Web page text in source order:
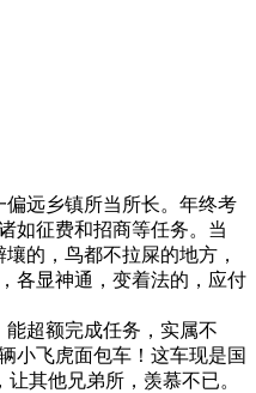
远乡镇所当所长。年终考
如征费和招商等任务。当
的，鸟都不拉屎的地方，
各显神通，变着法的，应付
超额完成任务，实属不
小飞虎面包车！这车现是国
其他兄弟所，羡慕不已。